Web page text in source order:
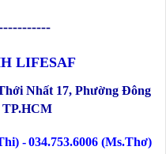
LIFESAF
Nhất 17, Phường Đông
TP.HCM
-034.753.6006 (Ms.Thơ)